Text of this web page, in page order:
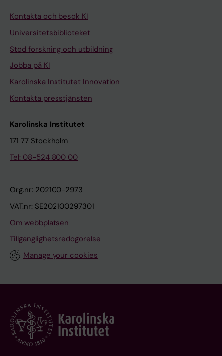
Kontakta och besök KI
Universitetsbiblioteket
Stöd forskning och utbildning
Jobba på KI
Karolinska Institutet Innovation
Kontakta presstjänsten
Karolinska Institutet
171 77 Stockholm
Tel: 08-524 800 00
Org.nr: 202100-2973
VAT.nr: SE202100297301
Om webbplatsen
Tillgänglighetsredogörelse
Manage your cookies